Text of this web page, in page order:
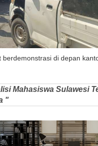
di depan
Mahasiswa Sulawesi
"